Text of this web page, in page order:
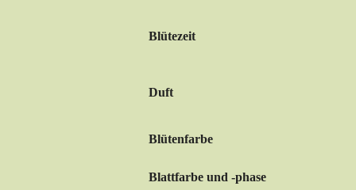
Blütezeit
Duft
Blütenfarbe
Blattfarbe und -phase